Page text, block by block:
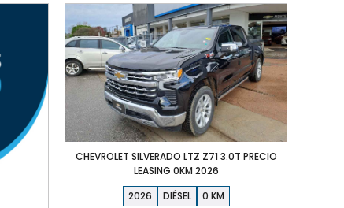
CHEVROLET SILVERADO LTZ Z71 3.0T PRECIO
LEASING 0KM 2026
2026
DIÉSEL 0